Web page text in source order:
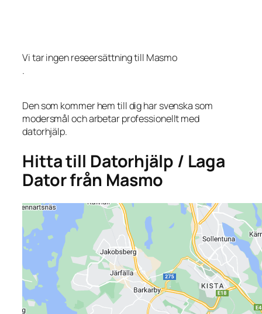
Vi tar ingen reseersättning till Masmo
.
Den som kommer hem till dig har svenska som
modersmål och arbetar professionellt med
datorhjälp.
Hitta till Datorhjälp / Laga
Dator från Masmo